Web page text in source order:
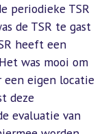
periodieke TSR
de TSR te gast
heeft een
was mooi om
een eigen locatie
deze
evaluatie van